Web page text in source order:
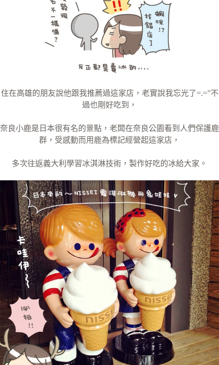
住在高雄的朋友說他跟我推薦過這家店，老實說我忘光了=.=”不
過也剛好吃到，
奈良小鹿是日本很有名的景點，老闆在奈良公園看到人們保護鹿
群，受感動而用鹿為標記經營起這家店，
多次往返義大利學習冰淇淋技術，製作好吃的冰給大家。